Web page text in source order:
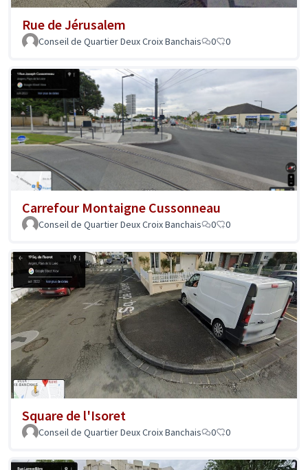
Rue de Jérusalem
Conseil de Quartier Deux Croix Banchais 0 0
Carrefour Montaigne Cussonneau
Conseil de Quartier Deux Croix Banchais 0 0
Square de l'Isoret
Conseil de Quartier Deux Croix Banchais 0 0